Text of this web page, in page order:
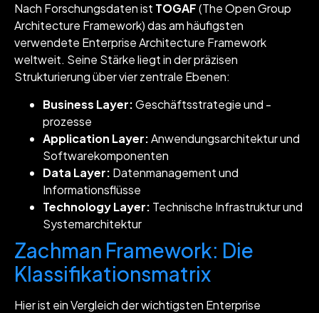
Nach Forschungsdaten ist TOGAF(The Open Group
Architecture Framework) das am häufigsten
verwendete Enterprise Architecture Framework
weltweit. Seine Stärke liegt in der präzisen
Strukturierung über vier zentrale Ebenen:
Business Layer:Geschäftsstrategie und -
prozesse
Application Layer:Anwendungsarchitektur und
Softwarekomponenten
Data Layer: Datenmanagement und
Informationsflüsse
Technology Layer: Technische Infrastruktur und
Systemarchitektur
Zachman Framework: Die
Klassifikationsmatrix
Hier ist ein Vergleich der wichtigsten Enterprise